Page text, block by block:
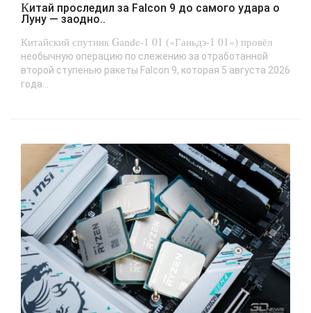
Китай проследил за Falcon 9 до самого удара о
Луну — заодно..
Китайский спутник Gande-1 01 («Ганьдэ-1 01») провёл
необычную операцию по слежению за отработанной
второй ступенью ракеты Falcon 9, которая 5 августа 2026
года...